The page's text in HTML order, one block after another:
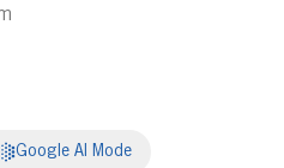
Google AI Mode